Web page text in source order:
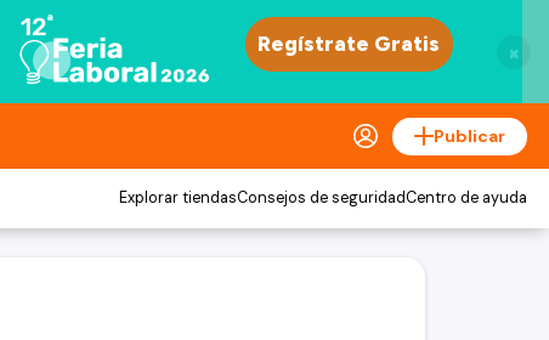
×
Publicar
Explorar tiendasConsejos de seguridadCentro de ayuda